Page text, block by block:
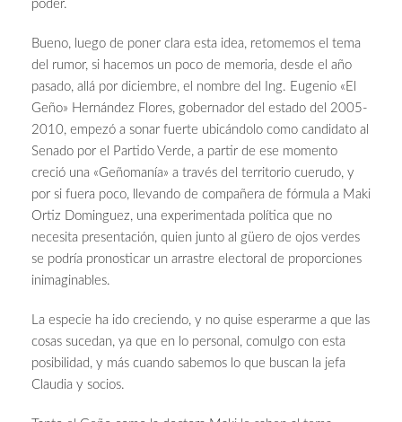
poder.
Bueno, luego de poner clara esta idea, retomemos el tema
del rumor, si hacemos un poco de memoria, desde el año
pasado, allá por diciembre, el nombre del Ing. Eugenio «El
Geño» Hernández Flores, gobernador del estado del 2005-
2010, empezó a sonar fuerte ubicándolo como candidato al
Senado por el Partido Verde, a partir de ese momento
creció una «Geñomanía» a través del territorio cuerudo, y
por si fuera poco, llevando de compañera de fórmula a Maki
Ortiz Dominguez, una experimentada política que no
necesita presentación, quien junto al güero de ojos verdes
se podría pronosticar un arrastre electoral de proporciones
inimaginables.
La especie ha ido creciendo, y no quise esperarme a que las
cosas sucedan, ya que en lo personal, comulgo con esta
posibilidad, y más cuando sabemos lo que buscan la jefa
Claudia y socios.